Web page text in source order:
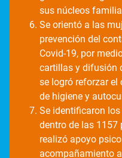
sus núcleos
Se orientó a las
prevención del
Covid-19, por
cartillas y difusión
se logró reforzar
de higiene y
Se identificaron
dentro de las 1157
realizó apoyo
acompañamiento